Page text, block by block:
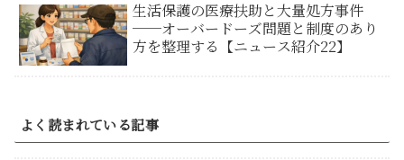
生活保護の医療扶助と大量処方事件
──オーバードーズ問題と制度のあり
方を整理する【ニュース紹介22】
よく読まれている記事